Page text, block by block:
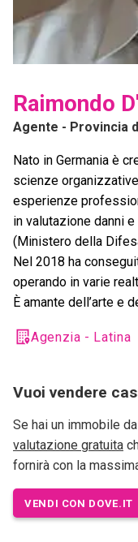
Raimondo
Agente - Provincia
Nato in Germania è
scienze
esperienze
in valutazione danni
(Ministero della
Nel 2018 ha
operando in varie
È amante dell’arte e
Agenzia - Latina
Vuoi vendere
Se hai un immobile
valutazione gratuita
fornirà con la
VENDI CON DOVE.IT